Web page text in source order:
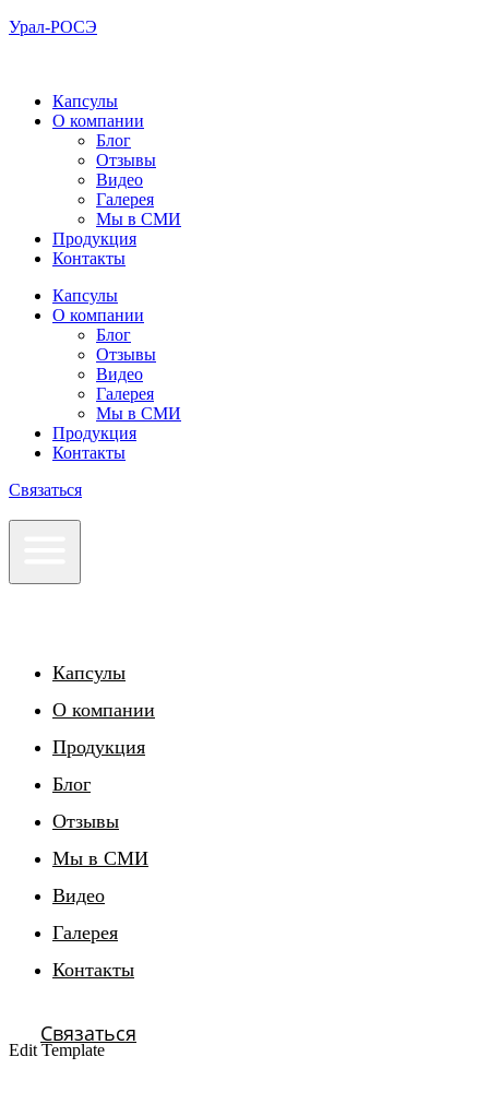
Урал-РОСЭ
Капсулы
О компании
Блог
Отзывы
Видео
Галерея
Мы в СМИ
Продукция
Контакты
Капсулы
О компании
Блог
Отзывы
Видео
Галерея
Мы в СМИ
Продукция
Контакты
Связаться
Капсулы
О компании
Продукция
Блог
Отзывы
Мы в СМИ
Видео
Галерея
Контакты
Связаться
Edit Template